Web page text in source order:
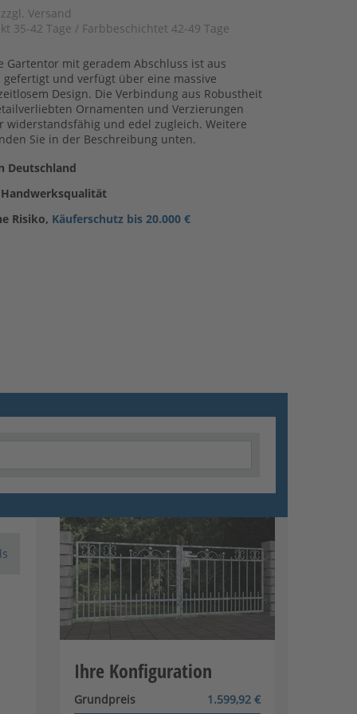
Versand
35-42 Tage / Farbbeschichtet 42-49 Tage
Gartentor mit geradem Abschluss ist aus
gefertigt und verfügt über eine massive
Design. Die Verbindung aus Robustheit
Ornamenten und Verzierungen
widerstandsfähig und edel zugleich. Weitere
Sie in der Beschreibung unten.
Deutschland
Risiko, Käuferschutz bis 20.000 €
Ihre Konfiguration
Grundpreis 1.599,92 €